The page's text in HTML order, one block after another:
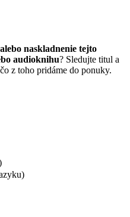
naskladnenie tejto
audioknihu? Sledujte titul a
z toho pridáme do ponuky.